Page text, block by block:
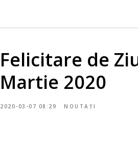
Felicitare de
Martie 2020
2020-03-07 08:29 NOUTAȚI